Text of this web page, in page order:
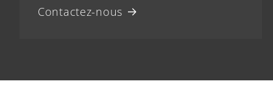
Contactez-nous